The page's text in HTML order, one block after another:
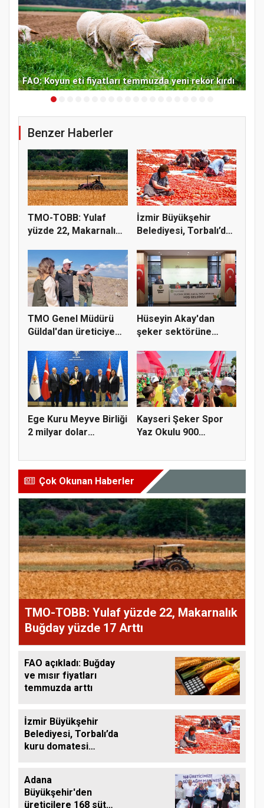
FAO: Koyun eti fiyatları temmuzda yeni rekor kırdı
Benzer Haberler
TMO-TOBB: Yulaf
yüzde 22, Makarnalık
İzmir Büyükşehir
Belediyesi, Torbalı’da
TMO Genel Müdürü
Güldal'dan üreticiye
Hüseyin Akay'dan
şeker sektörüne
Ege Kuru Meyve Birliği
2 milyar dolar
Kayseri Şeker Spor
Yaz Okulu 900
Çok Okunan Haberler
TMO-TOBB: Yulaf yüzde 22, Makarnalık
Buğday yüzde 17 Arttı
FAO açıkladı: Buğday
ve mısır fiyatları
temmuzda arttı
İzmir Büyükşehir
Belediyesi, Torbalı’da
kuru domatesi
Adana
Büyükşehir'den
üreticilere 168 süt